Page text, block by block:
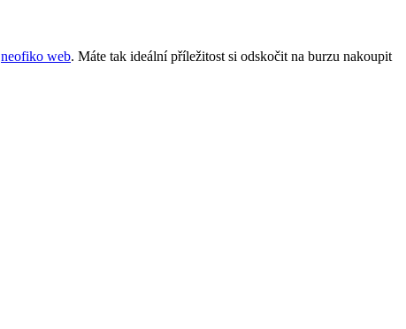
neofiko web. Máte tak ideální příležitost si odskočit na burzu nakoupit